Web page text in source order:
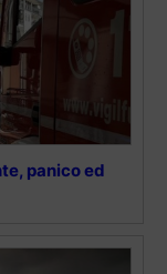
panico ed